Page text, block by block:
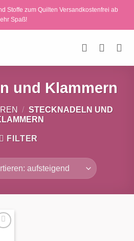
Stoffe zum Quilten Versandkostenfrei ab
Spaß!
und Klammern
/ STECKNADELN UND
FILTER